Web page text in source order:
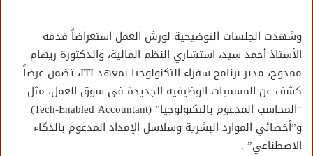
وشهدت الجلسات التوضيحية لورش العمل استعراضاً قدمه
الأستاذ أحمد سيد، استشاري النظم المالية، والدكتورة ريهام
ممدوح، مدير برنامج سفراء التكنولوجيا بمعهد ITI، تضمن عرضاً
كشف عن المسميات الوظيفية الجديدة في سوق العمل، مثل
“المحاسب المدعوم بالتكنولوجيا” (Tech-Enabled Accountant)
و”أخصائي الموارد البشرية وسلاسل الإمداد المدعوم بالذكاء
الاصطناعي” .